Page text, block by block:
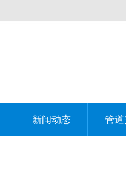
新闻动态 管道